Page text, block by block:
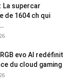
La supercar
de 1604 ch qui
evo AI redéfinit
du cloud gaming